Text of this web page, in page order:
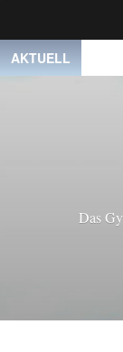
AKTUELL
● ● ●
Das